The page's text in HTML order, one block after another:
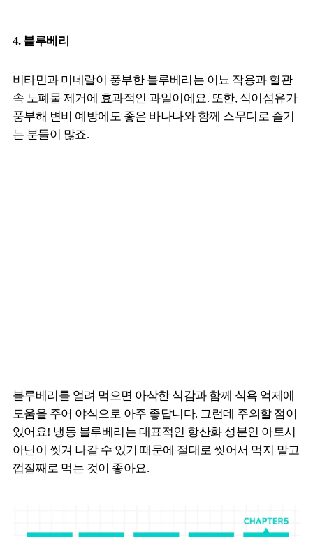
4. 블루베리
비타민과 미네랄이 풍부한 블루베리는 이뇨 작용과 혈관
속 노폐물 제거에 효과적인 과일이에요. 또한, 식이섬유가
풍부해 변비 예방에도 좋은 바나나와 함께 스무디로 즐기
는 분들이 많죠.
블루베리를 얼려 먹으면 아삭한 식감과 함께 식욕 억제에
도움을 주어 야식으로 아주 좋답니다. 그런데 주의할 점이
있어요! 냉동 블루베리는 대표적인 항산화 성분인 아토시
아닌이 씻겨 나갈 수 있기 때문에 절대로 씻어서 먹지 말고
껍질째로 먹는 것이 좋아요.